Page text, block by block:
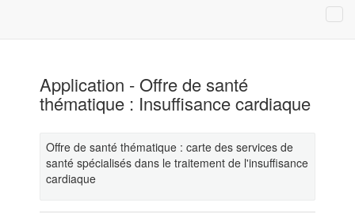
Application - Offre de santé
thématique : Insuffisance cardiaque
Offre de santé thématique : carte des services de
santé spécialisés dans le traitement de l'insuffisance
cardiaque